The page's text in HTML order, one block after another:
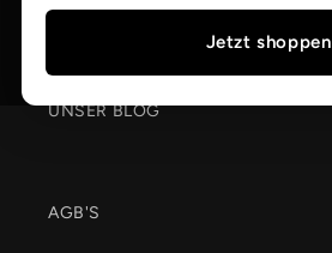
Jetzt shoppen
UNSER BLOG
AGB'S